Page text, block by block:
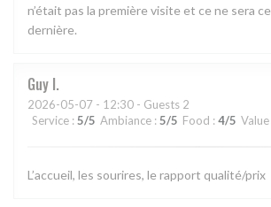
n’était pas la première visite et ce ne sera
dernière.
Guy I
2026-05-07 - 12:30 - Guests 2
Service : 5/5 Ambiance : 5/5 Food : 4/5 Value
L’accueil, les sourires, le rapport qualité/prix